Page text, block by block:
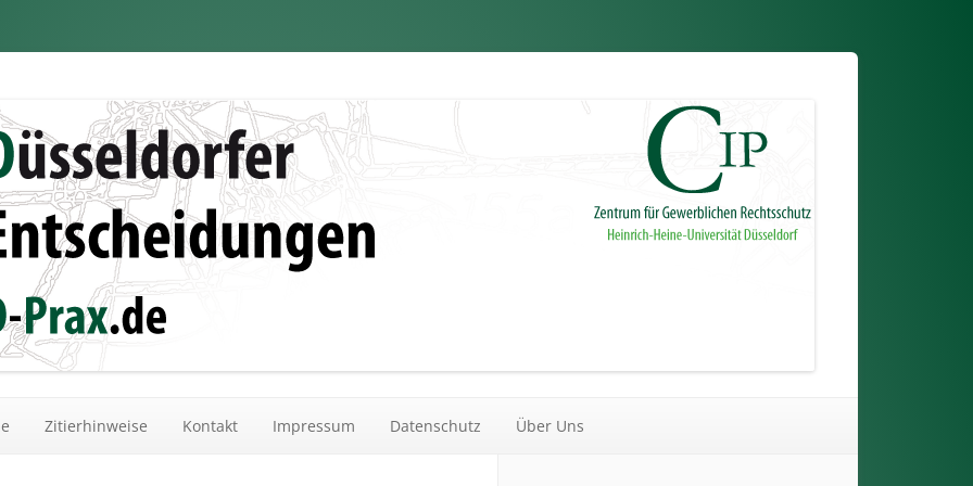
Zitierhinweise Kontakt Impressum Datenschutz Über Uns